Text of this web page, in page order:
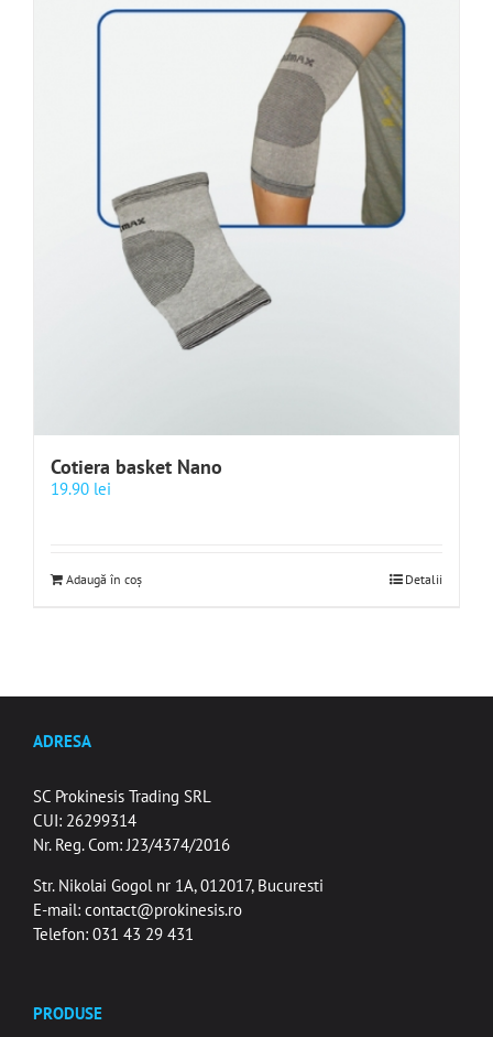
Cotiera basket Nano
19.90 lei
Adaugă în coș Detalii
ADRESA
SC Prokinesis Trading SRL
CUI: 26299314
Nr. Reg. Com: J23/4374/2016
Str. Nikolai Gogol nr 1A, 012017, Bucuresti
E-mail: contact@prokinesis.ro
Telefon: 031 43 29 431
PRODUSE